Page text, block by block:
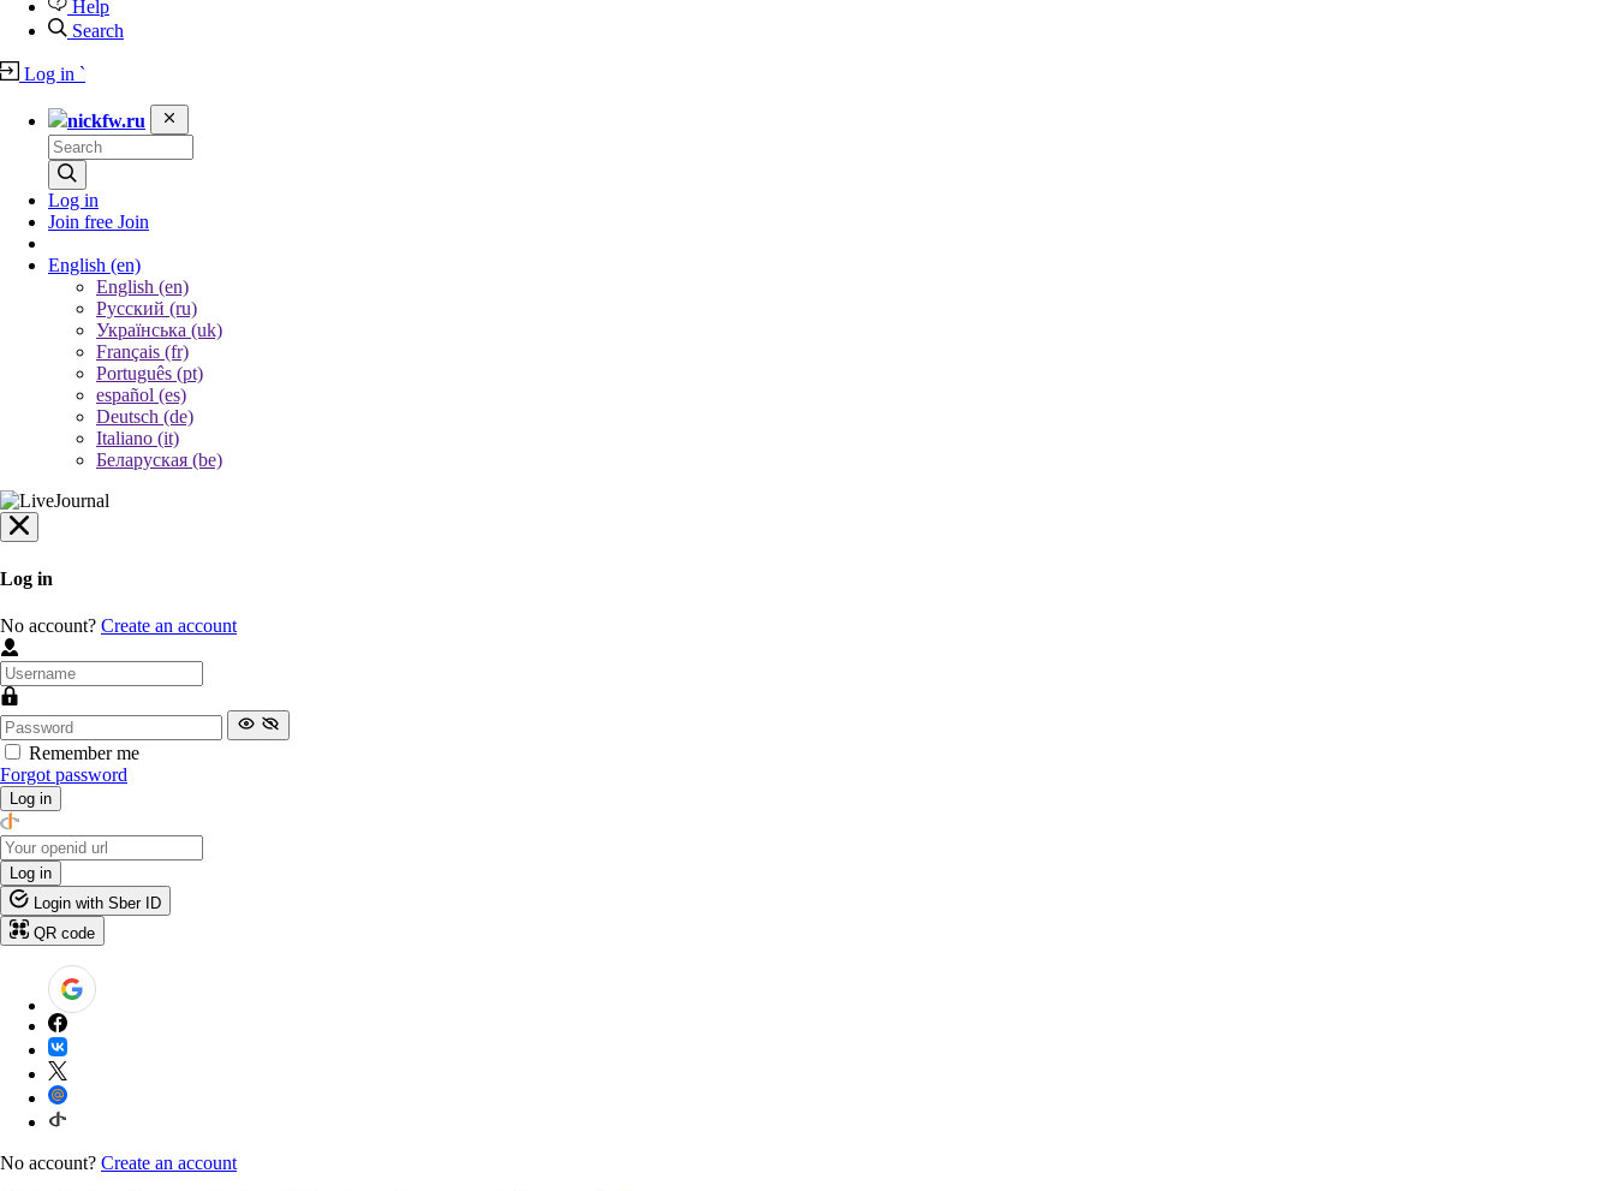
Help
Search
Log in `
nickfw.ru
Log in
Join free Join
English (en)
English (en)
Русский (ru)
Українська (uk)
Français (fr)
Português (pt)
español (es)
Deutsch (de)
Italiano (it)
Беларуская (be)
Log in
No account? Create an account
Remember me
Forgot password
Log in
Log in
Login with Sber ID
QR code
No account? Create an account